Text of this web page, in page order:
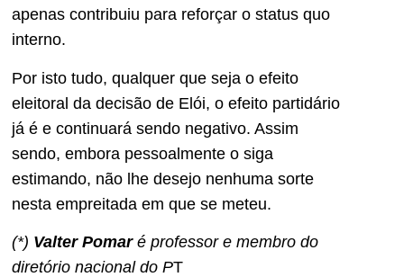
apenas contribuiu para reforçar o status quo
interno.
Por isto tudo, qualquer que seja o efeito
eleitoral da decisão de Elói, o efeito partidário
já é e continuará sendo negativo. Assim
sendo, embora pessoalmente o siga
estimando, não lhe desejo nenhuma sorte
nesta empreitada em que se meteu.
(*) Valter Pomaré professor e membro do
diretório nacional do PT